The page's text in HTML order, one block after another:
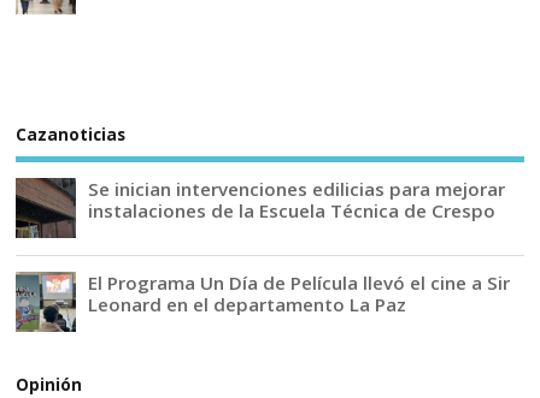
Cazanoticias
Se inician intervenciones edilicias para mejorar
instalaciones de la Escuela Técnica de Crespo
El Programa Un Día de Película llevó el cine a Sir
Leonard en el departamento La Paz
Opinión